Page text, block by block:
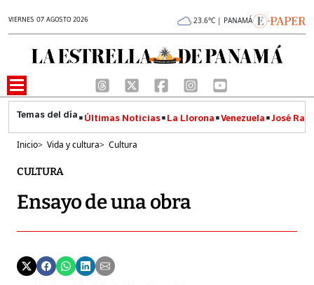
VIERNES 07 AGOSTO 2026 23.6°C | PANAMÁ
Últimas Noticias La Llorona Venezuela José
Inicio> Vida y cultura> Cultura
CULTURA
Ensayo de una obra